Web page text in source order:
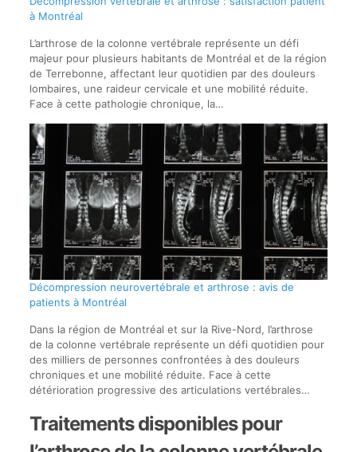
à Montréal
L’arthrose de la colonne vertébrale représente un défi
majeur pour plusieurs habitants de Montréal et de la région
de Terrebonne, affectant leur quotidien par des douleurs
lombaires, une raideur cervicale et une mobilité réduite.
Face à cette pathologie chronique, la…
Décompression neurovertébrale et arthrose : avis de
patients à Montréal
Dans la région de Montréal et sur la Rive-Nord, l’arthrose
de la colonne vertébrale représente un défi quotidien pour
des milliers de personnes confrontées à des douleurs
chroniques et une mobilité réduite. Face à cette
détérioration progressive des articulations vertébrales…
Traitements disponibles pour